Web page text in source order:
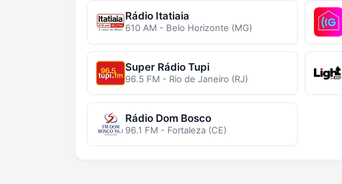
Rádio Itatiaia
610 AM - Belo Horizonte (MG)
Super Rádio Tupi
96.5 FM - Rio de Janeiro (RJ)
Rádio Dom Bosco
96.1 FM - Fortaleza (CE)